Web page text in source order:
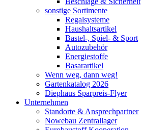
sonstige Sortimente
Regalsysteme
Haushaltsartikel
Bastel-, Spiel- & Sport
Autozubehör
Energiestoffe
Basarartikel
Wenn weg, dann weg!
Gartenkatalog 2026
Diephaus Sparpreis-Flyer
Unternehmen
Standorte & Ansprechpartner
Nowebau Zentrallager